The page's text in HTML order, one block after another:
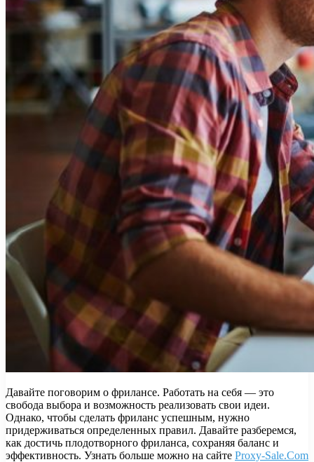
Давайте поговорим о фрилансе. Работать на себя — это
свобода выбора и возможность реализовать свои идеи.
Однако, чтобы сделать фриланс успешным, нужно
придерживаться определенных правил. Давайте разберемся,
как достичь плодотворного фриланса, сохраняя баланс и
эффективность. Узнать больше можно на сайте Proxy-Sale.Com